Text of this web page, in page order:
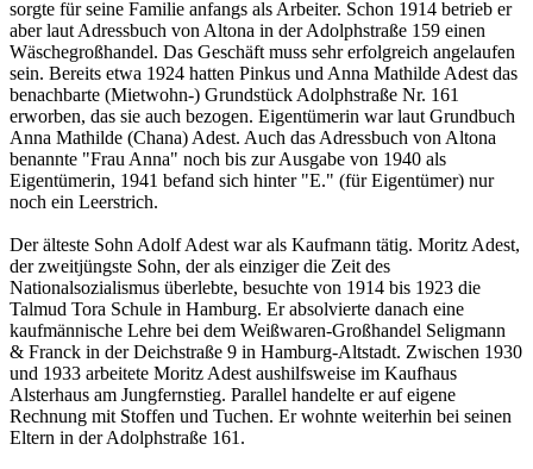
sorgte für seine Familie anfangs als Arbeiter. Schon 1914 betrieb er
aber laut Adressbuch von Altona in der Adolphstraße 159 einen
Wäschegroßhandel. Das Geschäft muss sehr erfolgreich angelaufen
sein. Bereits etwa 1924 hatten Pinkus und Anna Mathilde Adest das
benachbarte (Mietwohn-) Grundstück Adolphstraße Nr. 161
erworben, das sie auch bezogen. Eigentümerin war laut Grundbuch
Anna Mathilde (Chana) Adest. Auch das Adressbuch von Altona
benannte "Frau Anna" noch bis zur Ausgabe von 1940 als
Eigentümerin, 1941 befand sich hinter "E." (für Eigentümer) nur
noch ein Leerstrich.
Der älteste Sohn Adolf Adest war als Kaufmann tätig. Moritz Adest,
der zweitjüngste Sohn, der als einziger die Zeit des
Nationalsozialismus überlebte, besuchte von 1914 bis 1923 die
Talmud Tora Schule in Hamburg. Er absolvierte danach eine
kaufmännische Lehre bei dem Weißwaren-Großhandel Seligmann
& Franck in der Deichstraße 9 in Hamburg-Altstadt. Zwischen 1930
und 1933 arbeitete Moritz Adest aushilfsweise im Kaufhaus
Alsterhaus am Jungfernstieg. Parallel handelte er auf eigene
Rechnung mit Stoffen und Tuchen. Er wohnte weiterhin bei seinen
Eltern in der Adolphstraße 161.